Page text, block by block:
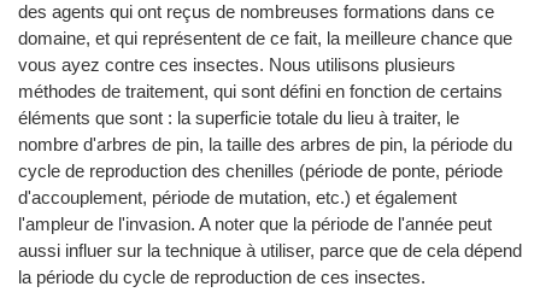
des agents qui ont reçus de nombreuses formations dans ce
domaine, et qui représentent de ce fait, la meilleure chance que
vous ayez contre ces insectes. Nous utilisons plusieurs
méthodes de traitement, qui sont défini en fonction de certains
éléments que sont : la superficie totale du lieu à traiter, le
nombre d'arbres de pin, la taille des arbres de pin, la période du
cycle de reproduction des chenilles (période de ponte, période
d'accouplement, période de mutation, etc.) et également
l'ampleur de l'invasion. A noter que la période de l'année peut
aussi influer sur la technique à utiliser, parce que de cela dépend
la période du cycle de reproduction de ces insectes.